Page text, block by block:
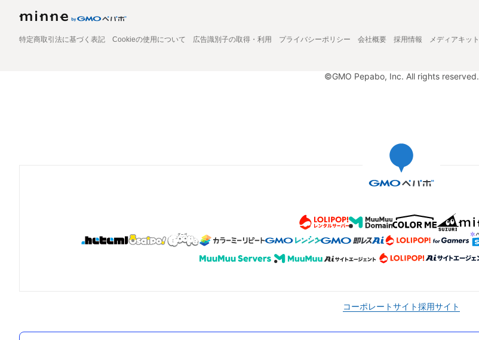
特定商取引法に基づく表記 Cookieの使用について 広告識別子の取得・利用 プライバシーポリシー 会社概要 採用情報 メディアキット
©GMO Pepabo, Inc. All rights reserved.
コーポレートサイト採用サイト